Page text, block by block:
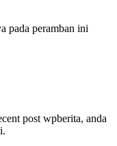
pada peramban ini
post wpberita, anda